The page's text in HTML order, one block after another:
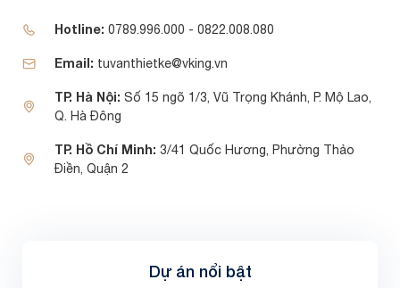
Hotline: 0789.996.000 - 0822.008.080
Email: tuvanthietke@vking.vn
TP. Hà Nội: Số 15 ngõ 1/3, Vũ Trọng Khánh, P. Mộ Lao,
Q. Hà Đông
TP. Hồ Chí Minh: 3/41 Quốc Hương, Phường Thảo
Điền, Quận 2
Dự án nổi bật